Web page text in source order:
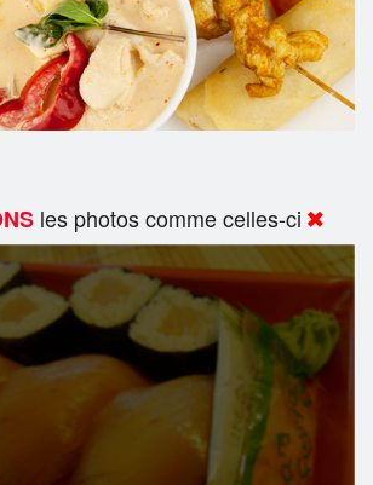
les photos comme celles-ci